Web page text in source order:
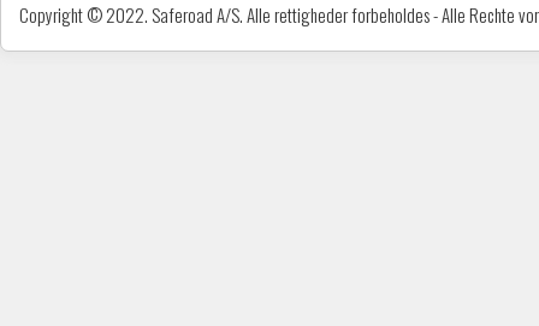
Copyright © 2022. Saferoad A/S. Alle rettigheder forbeholdes - Alle Rechte